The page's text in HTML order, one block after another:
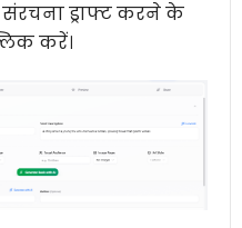
ड्राफ्ट करने के
करें।